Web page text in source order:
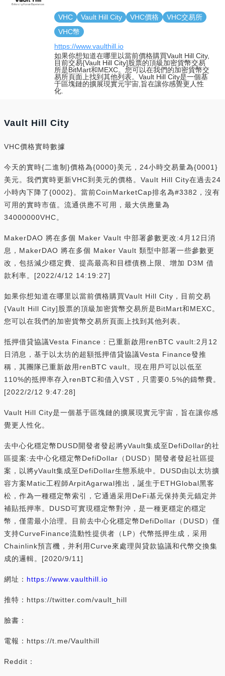
VHC Vault Hill City VHC價格
VHC交易所
VHC幣
https://www.vaulthill.io
如果你想知道在哪里以當前價格購買Vault Hill City,
目前交易{Vault Hill City]股票的頂級加密貨幣交易
所是BitMart和MEXC。您可以在我們的加密貨幣交
易所頁面上找到其他列表。Vault Hill City是一個基
于區塊鏈的擴展現實元宇宙,旨在讓你感覺更人性
化.
Vault Hill City
VHC價格實時數據
今天的實時{二進制}價格為{0000}美元，24小時交易量為{0001}
美元。我們實時更新VHC到美元的價格。Vault Hill City在過去24
小時內下降了{0002}。當前CoinMarketCap排名為#3382，沒有
可用的實時市值。流通供應不可用，最大供應量為
34000000VHC。
MakerDAO 將在多個 Maker Vault 中部署參數更改:4月12日消
息，MakerDAO 將在多個 Maker Vault 類型中部署一些參數更
改，包括減少穩定費、提高最高和目標債務上限、增加 D3M 借
款利率。[2022/4/12 14:19:27]
如果你想知道在哪里以當前價格購買Vault Hill City，目前交易
{Vault Hill City]股票的頂級加密貨幣交易所是BitMart和MEXC。
您可以在我們的加密貨幣交易所頁面上找到其他列表。
抵押借貸協議Vesta Finance：已重新啟用renBTC vault:2月12
日消息，基于以太坊的超額抵押借貸協議Vesta Finance發推
稱，其團隊已重新啟用renBTC vault。現在用戶可以以低至
110%的抵押率存入renBTC和借入VST，只需要0.5%的鑄幣費。
[2022/2/12 9:47:28]
Vault Hill City是一個基于區塊鏈的擴展現實元宇宙，旨在讓你感
覺更人性化。
去中心化穩定幣DUSD開發者發起將yVault集成至DefiDollar的社
區提案:去中心化穩定幣DefiDollar（DUSD）開發者發起社區提
案，以將yVault集成至DefiDollar生態系統中。DUSD由以太坊擴
容方案Matic工程師ArpitAgarwal推出，誕生于ETHGlobal黑客
松，作為一種穩定幣索引，它通過采用DeFi基元保持美元錨定并
補貼抵押率。DUSD可實現穩定幣對沖，是一種更穩定的穩定
幣，僅需最小治理。目前去中心化穩定幣DefiDollar（DUSD）僅
支持CurveFinance流動性提供者（LP）代幣抵押生成，采用
Chainlink預言機，并利用Curve來處理與貸款協議和代幣交換集
成的邏輯。[2020/9/11]
網址： https://www.vaulthill.io
推特：https://twitter.com/vault_hill
臉書：
電報：https://t.me/Vaulthill
Reddit：